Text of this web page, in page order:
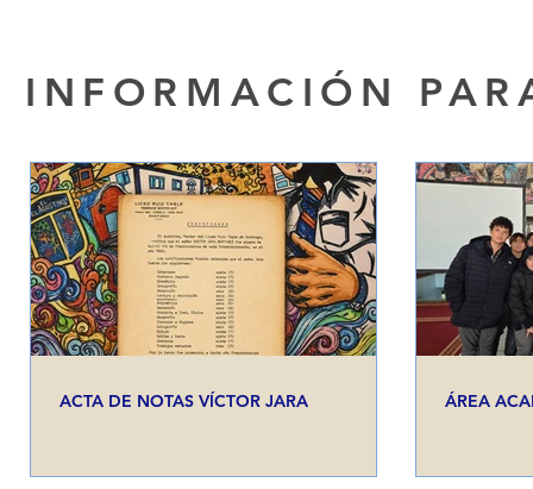
INFORMACIÓN
ACTA DE NOTAS VÍCTOR JARA ÁREA